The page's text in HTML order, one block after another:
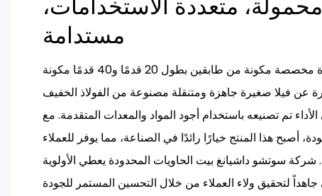
نقدم لكم منازل منزلية فاخرة مخصصة مكونة من طابقين بطول 20 قدمًا و40 قدمًا مكونة
عن فيلا صغيرة جاهزة ومتنقلة مصنوعة من الفولاذ الخفيف
تم تصنيعه باستخدام أجود المواد والمعدات المتقدمة. مع
أصبح هذا المنتج خيارًا رائدًا في الصناعة، مما يوفر للعملاء
سوتشو داشيانغ بيت الحاويات المحدودة يعطي الأولوية